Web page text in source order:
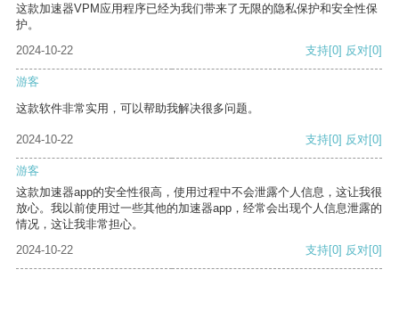
这款加速器VPM应用程序已经为我们带来了无限的隐私保护和安全性保
护。
2024-10-22
支持[0] 反对[0]
游客
这款软件非常实用，可以帮助我解决很多问题。
2024-10-22 支持[0] 反对[0]
游客
这款加速器app的安全性很高，使用过程中不会泄露个人信息，这让我很
放心。我以前使用过一些其他的加速器app，经常会出现个人信息泄露的
情况，这让我非常担心。
2024-10-22
支持[0] 反对[0]